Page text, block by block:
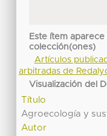
Este ítem
colección(ones)
Artículos
arbitradas de
Visualización del
Título
Agroecología y
Autor